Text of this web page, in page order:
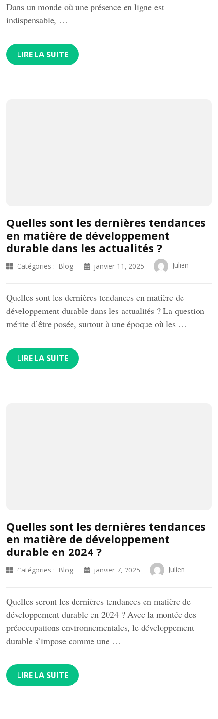
Dans un monde où une présence en ligne est
indispensable, …
LIRE LA SUITE
Quelles sont les dernières tendances
en matière de développement
durable dans les actualités ?
Catégories : Blog janvier 11, 2025 Julien
Quelles sont les dernières tendances en matière de
développement durable dans les actualités ? La question
mérite d’être posée, surtout à une époque où les …
LIRE LA SUITE
Quelles sont les dernières tendances
en matière de développement
durable en 2024 ?
Catégories : Blog janvier 7, 2025 Julien
Quelles seront les dernières tendances en matière de
développement durable en 2024 ? Avec la montée des
préoccupations environnementales, le développement
durable s’impose comme une …
LIRE LA SUITE